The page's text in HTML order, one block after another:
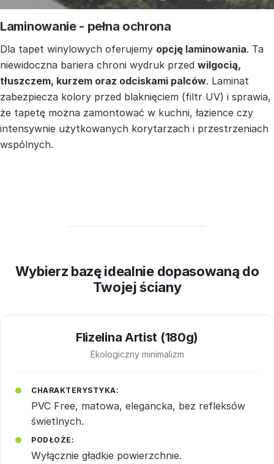
Laminowanie - pełna ochrona
Dla tapet winylowych oferujemy opcję laminowania. Ta
niewidoczna bariera chroni wydruk przed wilgocią,
tłuszczem, kurzem oraz odciskami palców. Laminat
zabezpiecza kolory przed blaknięciem (filtr UV) i sprawia,
że tapetę można zamontować w kuchni, łazience czy
intensywnie użytkowanych korytarzach i przestrzeniach
wspólnych.
Wybierz bazę idealnie dopasowaną do
Twojej ściany
Flizelina Artist (180g)
Ekologiczny minimalizm
CHARAKTERYSTYKA:
PVC Free, matowa, elegancka, bez refleksów
świetlnych.
PODŁOŻE:
Wyłącznie gładkie powierzchnie.